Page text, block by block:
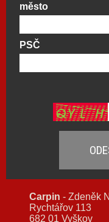
město
PSČ
Carpin - Zdeněk
Rychtářov 113
682 01 Vyškov